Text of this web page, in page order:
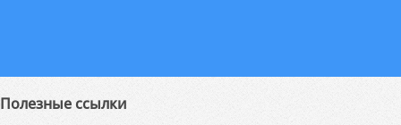
Полезные ссылки